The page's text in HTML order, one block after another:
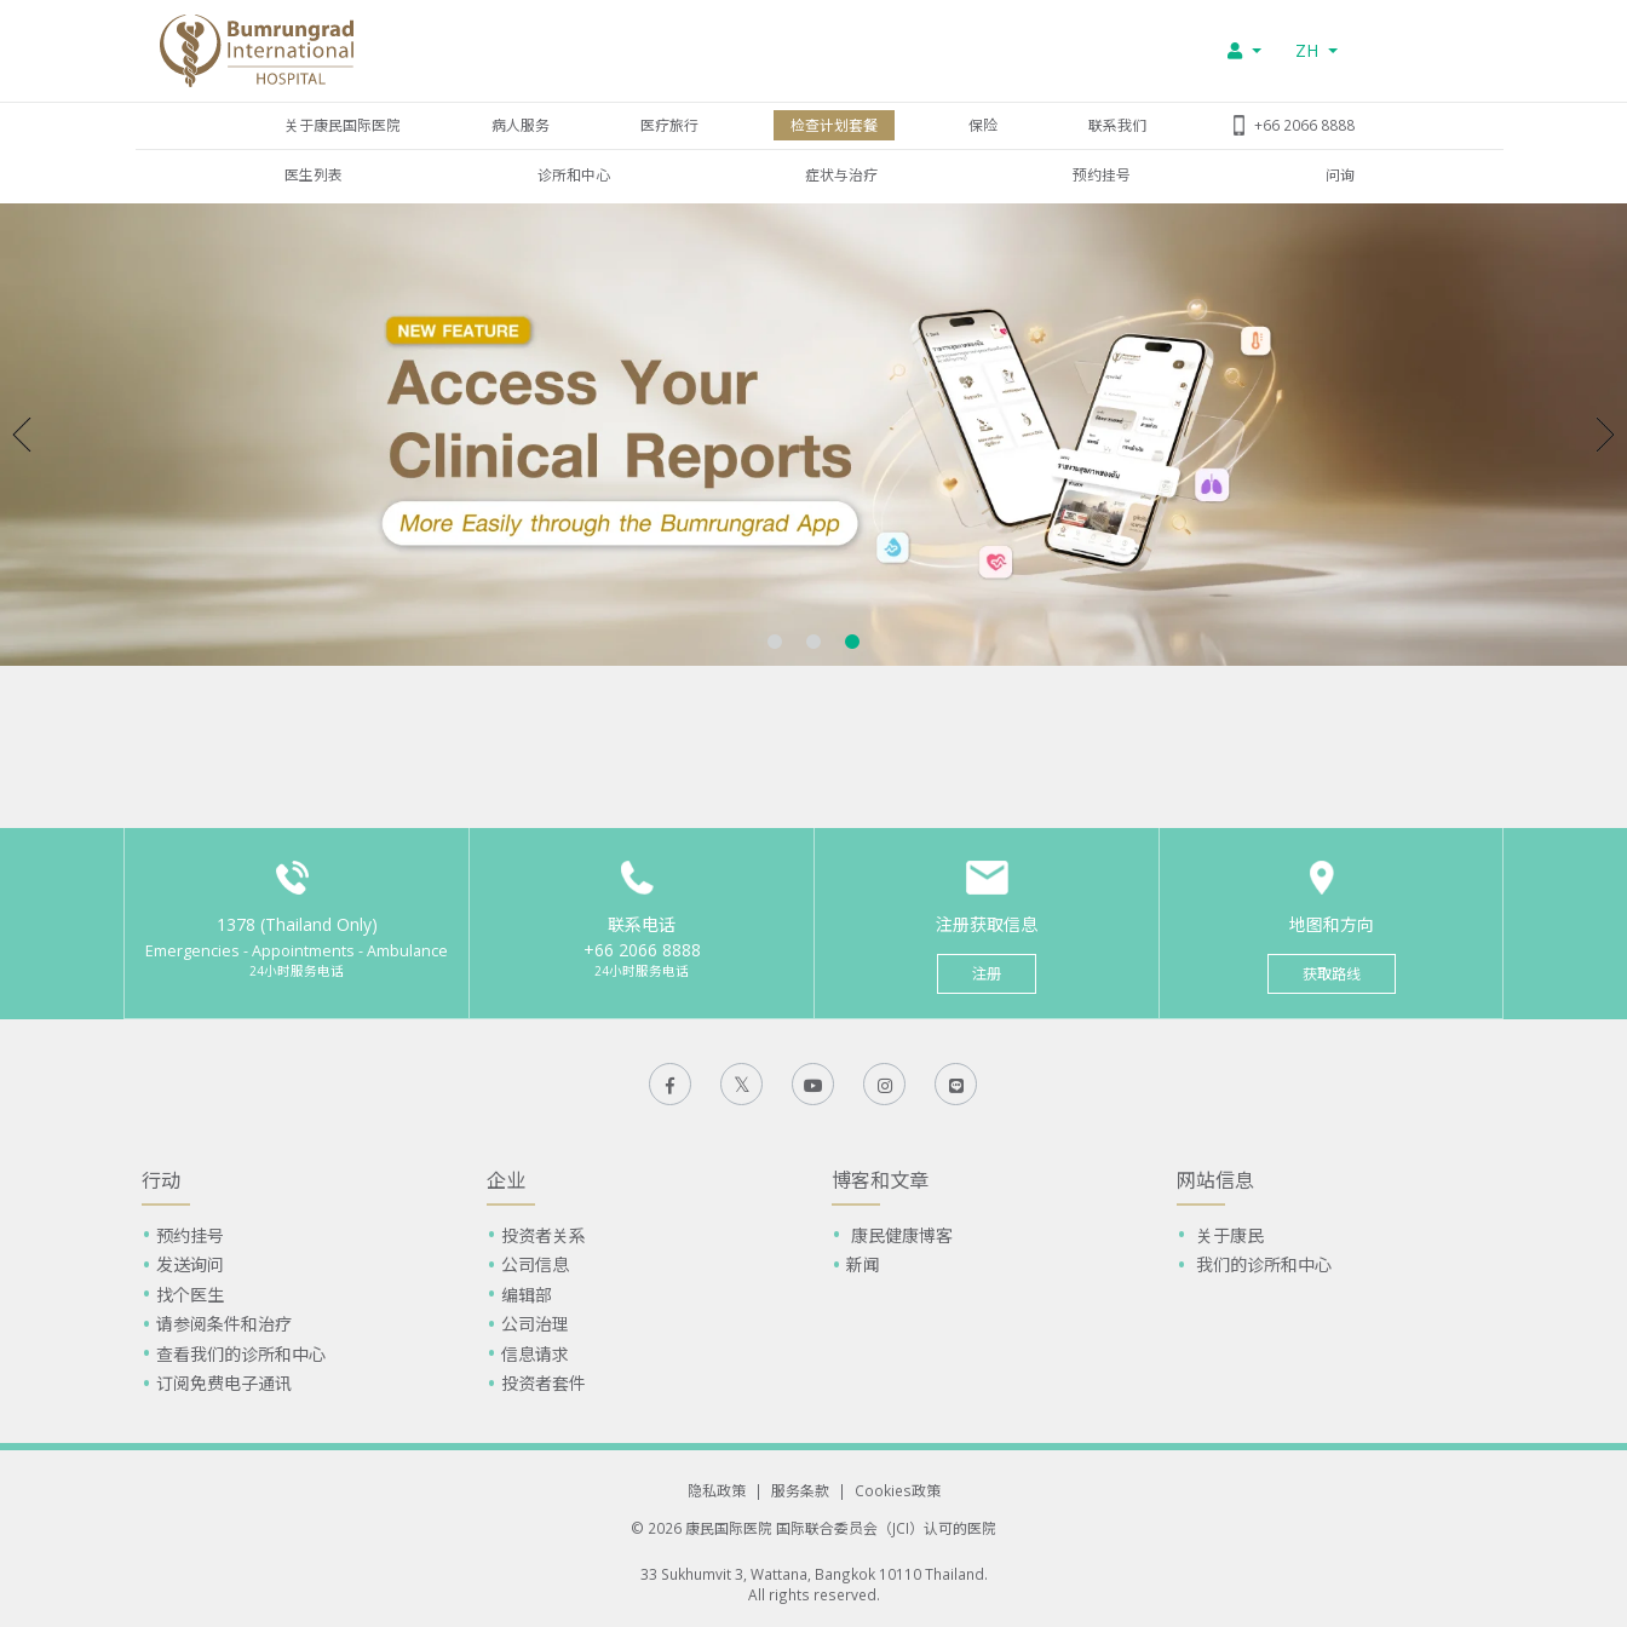
ZH
关于康民国际医院 病人服务 医疗旅行 检查计划套餐 保险 联系我们 +66 2066 8888
医生列表 诊所和中心 症状与治疗 预约挂号 问询
1378 (Thailand Only)
Emergencies - Appointments - Ambulance
24小时服务电话
联系电话
+66 2066 8888
24小时服务电话
注册获取信息
注册
地图和方向
获取路线
行动
预约挂号
发送询问
找个医生
请参阅条件和治疗
查看我们的诊所和中心
订阅免费电子通讯
企业
投资者关系
公司信息
编辑部
公司治理
信息请求
投资者套件
博客和文章
康民健康博客
新闻
网站信息
关于康民
我们的诊所和中心
隐私政策 | 服务条款 |
Cookies政策
© 2026 康民国际医院 国际联合委员会（JCI）认可的医院
33 Sukhumvit 3, Wattana, Bangkok 10110 Thailand.
All rights reserved.